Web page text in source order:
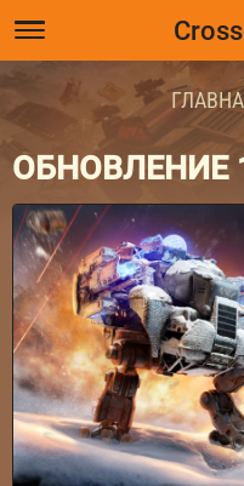
ОБНОВЛЕНИЕ